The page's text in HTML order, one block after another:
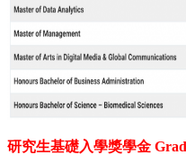
研究生基礎入學獎學金